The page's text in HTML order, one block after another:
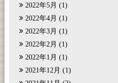
2022年5月 (1)
2022年4月 (1)
2022年3月 (1)
2022年2月 (1)
2022年1月 (1)
2021年12月 (1)